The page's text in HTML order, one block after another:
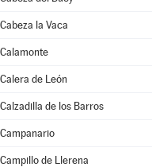
Cabeza la Vaca
Calamonte
Calera de León
Calzadilla de los Barros
Campanario
Campillo de Llerena